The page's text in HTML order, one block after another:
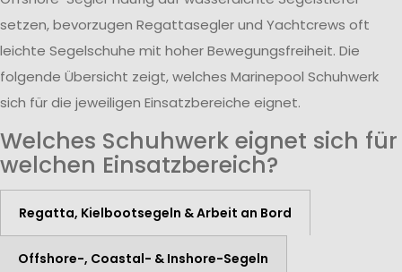
setzen, bevorzugen Regattasegler und Yachtcrews oft
leichte Segelschuhe mit hoher Bewegungsfreiheit. Die
folgende Übersicht zeigt, welches Marinepool Schuhwerk
sich für die jeweiligen Einsatzbereiche eignet.
Welches Schuhwerk eignet sich für
welchen Einsatzbereich?
Regatta, Kielbootsegeln & Arbeit an Bord
Offshore-, Coastal- & Inshore-Segeln